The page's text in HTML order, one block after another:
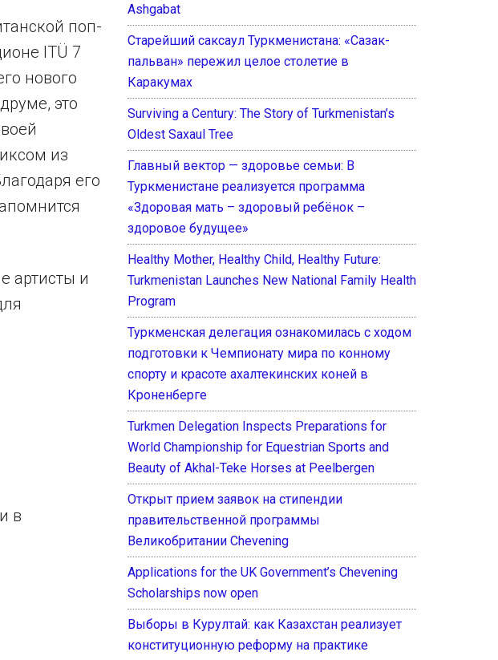
поп-
ITÜ 7
нового
это
из
его
артисты и
в
Ashgabat
Старейший саксаул Туркменистана: «Сазак-
пальван» пережил целое столетие в
Каракумах
Surviving a Century: The Story of Turkmenistan’s
Oldest Saxaul Tree
Главный вектор — здоровье семьи: В
Туркменистане реализуется программа
«Здоровая мать – здоровый ребёнок –
здоровое будущее»
Healthy Mother, Healthy Child, Healthy Future:
Turkmenistan Launches New National Family Health
Program
Туркменская делегация ознакомилась с ходом
подготовки к Чемпионату мира по конному
спорту и красоте ахалтекинских коней в
Кроненберге
Turkmen Delegation Inspects Preparations for
World Championship for Equestrian Sports and
Beauty of Akhal-Teke Horses at Peelbergen
Открыт прием заявок на стипендии
правительственной программы
Великобритании Chevening
Applications for the UK Government’s Chevening
Scholarships now open
Выборы в Курултай: как Казахстан реализует
конституционную реформу на практике